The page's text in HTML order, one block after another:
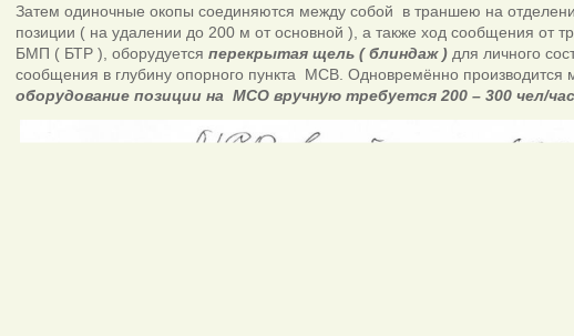
Затем одиночные окопы соединяются между собой в траншею на
позиции ( на удалении до 200 м от основной ), а также ход сообщения от
БМП ( БТР ), оборудуется перекрытая щель ( блиндаж ) для личного
сообщения в глубину опорного пункта МСВ. Одновремённо производится
оборудование позиции на МСО вручную требуется 200 – 300 чел/